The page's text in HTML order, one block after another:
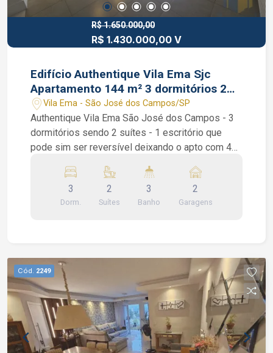
R$ 1.650.000,00
R$ 1.430.000,00 V
Edifício Authentique Vila Ema Sjc
Apartamento 144 m² 3 dormitórios 2
suítes
Vila Ema - São José dos Campos/SP
Authentique Vila Ema São José dos Campos - 3
dormitórios sendo 2 suítes - 1 escritório que
pode sim ser reversível deixando o apto com 4
gourmet com churrasqueira Edifício Authentique
Vila Ema Sjc Apartamento 144 m². São 3
dormitórios sendo 2 suítes, 1 escritório que pode
de serviço, piso porcelanato na sala e madeira
nos quartos e uma linda varanda gourmet com
churrasqueira. Condomínio com portaria 24 horas,
academia, vagas para visitantes, aquecimento a
gás encanado, piscinas adulto, piscina infantil,
sauna, SPA, quadra poliesportiva, playground,
3
Dorm.
2
Suítes
3
Banho
2
Garagens
Cód. 2249